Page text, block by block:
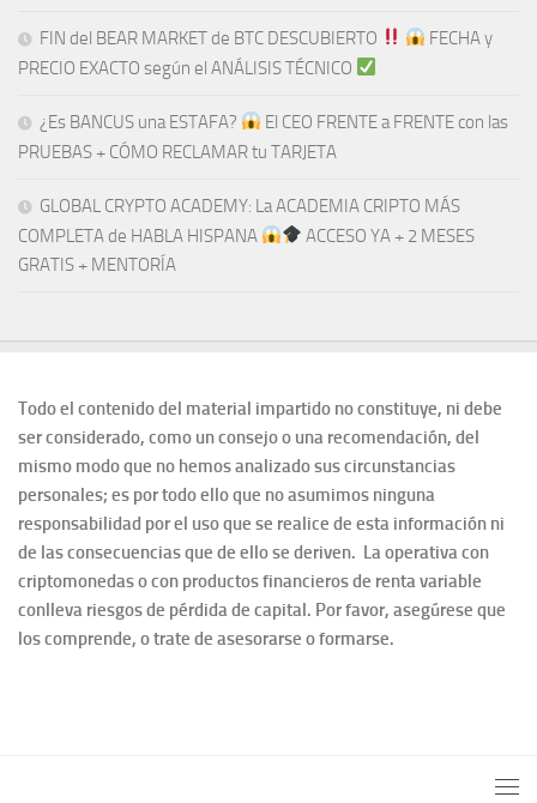
FIN del BEAR MARKET de BTC DESCUBIERTO
FECHA y
PRECIO EXACTO según el ANÁLISIS TÉCNICO
¿Es BANCUS una ESTAFA?
El CEO FRENTE a FRENTE con las
PRUEBAS + CÓMO RECLAMAR tu TARJETA
GLOBAL CRYPTO ACADEMY: La ACADEMIA CRIPTO MÁS
COMPLETA de HABLA HISPANA
ACCESO YA + 2 MESES
GRATIS + MENTORÍA
Todo el contenido del material impartido no constituye, ni debe
ser considerado, como un consejo o una recomendación, del
mismo modo que no hemos analizado sus circunstancias
personales; es por todo ello que no asumimos ninguna
responsabilidad por el uso que se realice de esta información ni
de las consecuencias que de ello se deriven. La operativa con
criptomonedas o con productos financieros de renta variable
conlleva riesgos de pérdida de capital. Por favor, asegúrese que
los comprende, o trate de asesorarse o formarse.